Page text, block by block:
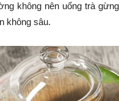
không nên uống trà
không sâu.